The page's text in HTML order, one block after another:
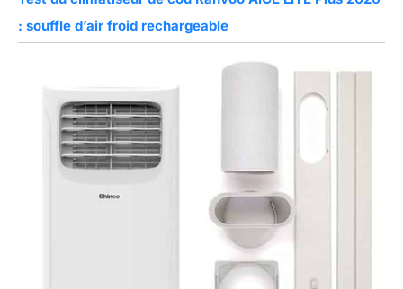
: souffle d’air froid rechargeable